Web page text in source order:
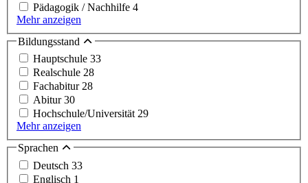
Pädagogik / Nachhilfe 4
Mehr anzeigen
Bildungsstand
Hauptschule 33
Realschule 28
Fachabitur28
Abitur30
Hochschule/Universität29
Mehr anzeigen
Sprachen
Deutsch 33
Englisch 1